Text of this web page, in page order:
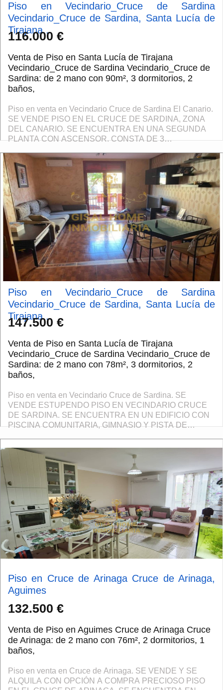
Piso en Vecindario_Cruce de Sardina
Vecindario_Cruce de Sardina, Santa Lucía de
Tirajana...
116.000 €
Venta de Piso en Santa Lucía de Tirajana
Vecindario_Cruce de Sardina Vecindario_Cruce de
Sardina: de 2 mano con 90m², 3 dormitorios, 2
baños,
Piso en venta en Vecindario Cruce de Sardina El Canario.
SE VENDE PISO EN EL CRUCE DE SARDINA, ZONA
DEL CANARIO. SE ENCUENTRA EN UNA SEGUNDA
PLANTA CON ASCENSOR. CONSTA DE 3
INDEPENDIENTE CON SOLANA. AMUEBLADO. ...
Piso en Vecindario_Cruce de Sardina
Vecindario_Cruce de Sardina, Santa Lucía de
Tirajana...
147.500 €
Venta de Piso en Santa Lucía de Tirajana
Vecindario_Cruce de Sardina Vecindario_Cruce de
Sardina: de 2 mano con 78m², 3 dormitorios, 2
baños,
Piso en venta en Vecindario Cruce de Sardina. SE
VENDE ESTUPENDO PISO EN VECINDARIO CRUCE
DE SARDINA. SE ENCUENTRA EN UN EDIFICIO CON
PISCINA COMUNITARIA, GIMNASIO Y PISTA DE
Piso en Cruce de Arinaga Cruce de Arinaga,
Aguimes
132.500 €
Venta de Piso en Aguimes Cruce de Arinaga Cruce
de Arinaga: de 2 mano con 76m², 2 dormitorios, 1
baños,
Piso en venta en Cruce de Arinaga. SE VENDE Y SE
ALQUILA CON OPCIÓN A COMPRA PRECIOSO PISO